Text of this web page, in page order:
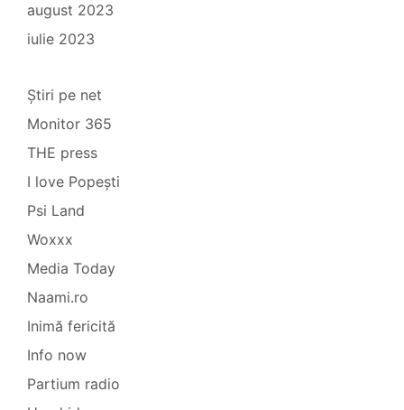
august 2023
iulie 2023
Știri pe net
Monitor 365
THE press
I love Popești
Psi Land
Woxxx
Media Today
Naami.ro
Inimă fericită
Info now
Partium radio